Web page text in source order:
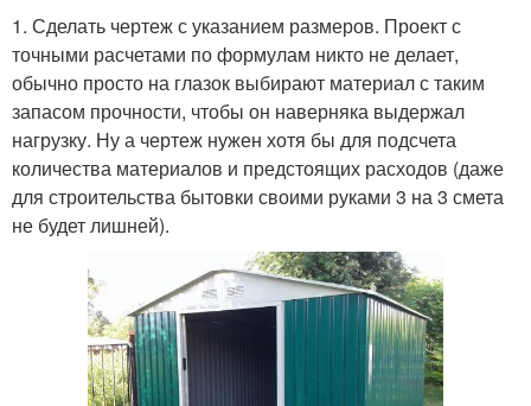
1. Сделать чертеж с указанием размеров. Проект с
точными расчетами по формулам никто не делает,
обычно просто на глазок выбирают материал с таким
запасом прочности, чтобы он наверняка выдержал
нагрузку. Ну а чертеж нужен хотя бы для подсчета
количества материалов и предстоящих расходов (даже
для строительства бытовки своими руками 3 на 3 смета
не будет лишней).